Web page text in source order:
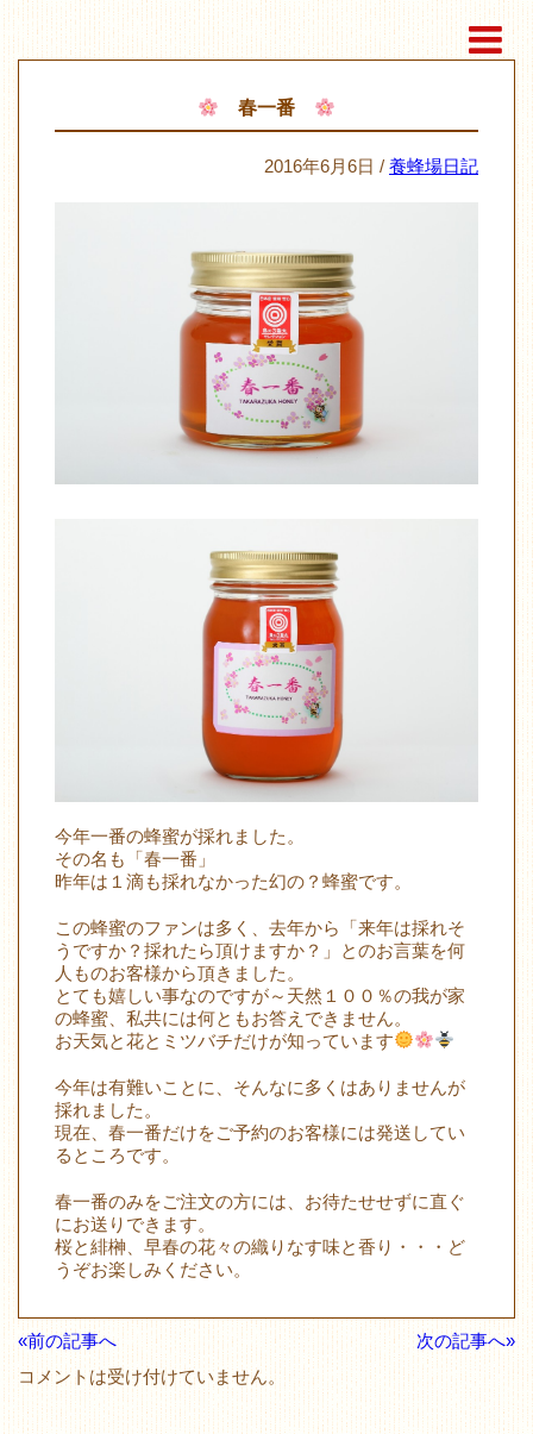
春一番
2016年6月6日 / 養蜂場日記
今年一番の蜂蜜が採れました。
その名も「春一番」
昨年は１滴も採れなかった幻の？蜂蜜です。
この蜂蜜のファンは多く、去年から「来年は採れそ
うですか？採れたら頂けますか？」とのお言葉を何
人ものお客様から頂きました。
とても嬉しい事なのですが～天然１００％の我が家
の蜂蜜、私共には何ともお答えできません。
お天気と花とミツバチだけが知っています
今年は有難いことに、そんなに多くはありませんが
採れました。
現在、春一番だけをご予約のお客様には発送してい
るところです。
春一番のみをご注文の方には、お待たせせずに直ぐ
にお送りできます。
桜と緋榊、早春の花々の織りなす味と香り・・・ど
うぞお楽しみください。
«前の記事へ
次の記事へ»
コメントは受け付けていません。